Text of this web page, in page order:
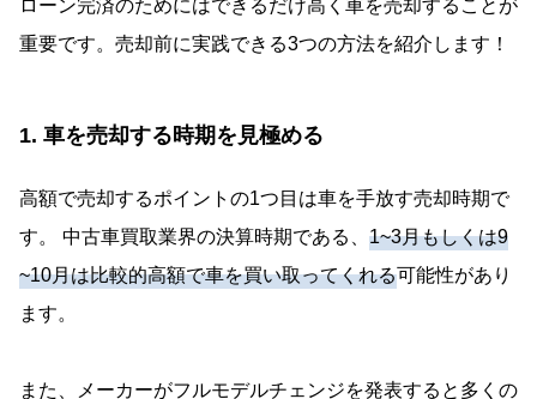
ローン完済のためにはできるだけ高く車を売却することが
重要です。売却前に実践できる3つの方法を紹介します！
1. 車を売却する時期を見極める
高額で売却するポイントの1つ目は車を手放す売却時期で
す。 中古車買取業界の決算時期である、 1~3月もしくは9
~10月は比較的高額で車を買い取ってくれる可能性があり
ます。
また、メーカーがフルモデルチェンジを発表すると多くの